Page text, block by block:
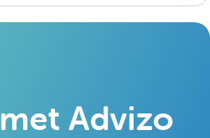
met Advizo